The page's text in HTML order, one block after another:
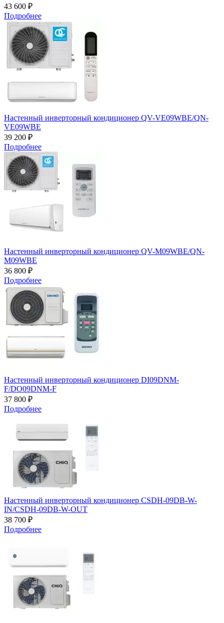
43 600 ₽
Подробнее
Настенный инверторный кондиционер QV-VE09WBE/QN-
VE09WBE
39 200 ₽
Подробнее
Настенный инверторный кондиционер QV-M09WBE/QN-
M09WBE
36 800 ₽
Подробнее
Настенный инверторный кондиционер DI09DNM-
F/DO09DNM-F
37 800 ₽
Подробнее
Настенный инверторный кондиционер CSDH-09DB-W-
IN/CSDH-09DB-W-OUT
38 700 ₽
Подробнее